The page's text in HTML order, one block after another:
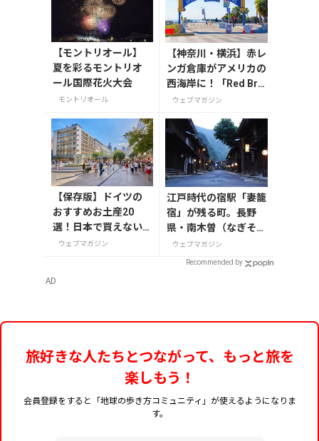
【モントリオール】
夏を彩るモントリオ
ール国際花火大会
モントリオール
【神奈川・横浜】赤レ
ンガ倉庫がアメリカの
西海岸に！「Red Bric
k Sunset 2026」が8
ウェブマガジン
【保存版】ドイツの
おすすめお土産20
選！日本で買えない
雑貨からお菓子まで
ウェブマガジン
江戸時代の宿駅「妻籠
宿」が残る町。長野
県・南木曽（なぎそ）
町ウェブマガジン
Recommended by
AD
旅好きな人たちとつながって、もっと旅を
楽しもう！
会員登録をすると「地球の歩き方コミュニティ」が使えるようになりま
す。